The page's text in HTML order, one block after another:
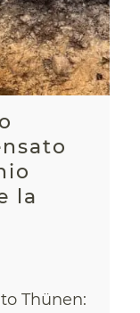
la
Thünen: